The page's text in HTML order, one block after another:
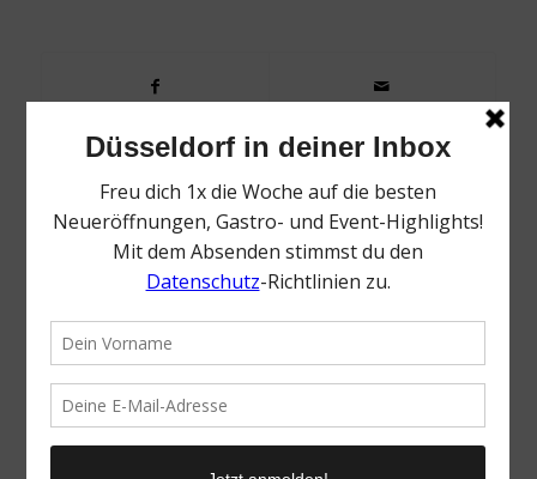
0
KOMMENTARE
Dein Kommentar
Feel free to contribute!